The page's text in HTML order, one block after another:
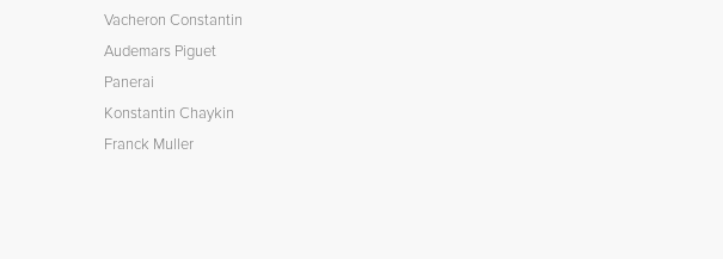
Vacheron Constantin
Audemars Piguet
Panerai
Konstantin Chaykin
Franck Muller